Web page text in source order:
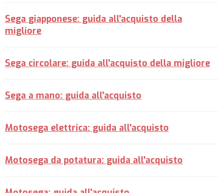
Sega giapponese: guida all'acquisto della
migliore
Sega circolare: guida all'acquisto della migliore
Sega a mano: guida all'acquisto
Motosega elettrica: guida all'acquisto
Motosega da potatura: guida all'acquisto